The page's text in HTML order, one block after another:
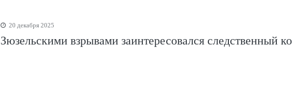
20 декабря 2025
Зюзельскими взрывами заинтересовался следственный